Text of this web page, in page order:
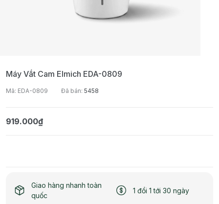
Máy Vắt Cam Elmich EDA-0809
Mã: EDA-0809 Đã bán: 5458
919.000₫
Giao hàng nhanh toàn
quốc
1 đổi 1 tới 30 ngày